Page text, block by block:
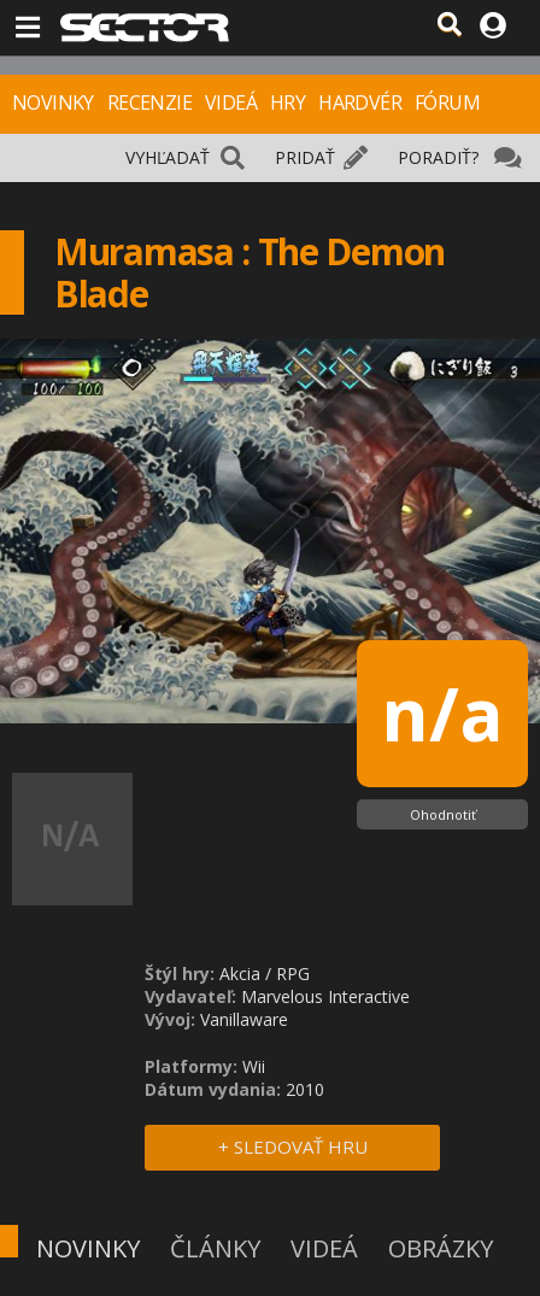
NOVINKY RECENZIE VIDEÁ HRY HARDVÉR FÓRUM
PORADIŤ?
PRIDAŤ
VYHĽADAŤ
Muramasa : The Demon
Blade
n/a
Ohodnotiť
Štýl hry: Akcia / RPG
Vydavateľ: Marvelous Interactive
Vývoj: Vanillaware
Platformy: Wii
Dátum vydania: 2010
+ SLEDOVAŤ HRU
NOVINKY ČLÁNKY VIDEÁ OBRÁZKY